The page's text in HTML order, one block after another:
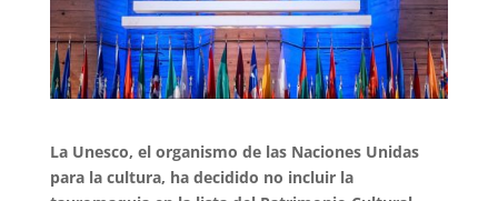
La Unesco, el organismo de las Naciones Unidas
para la cultura, ha decidido no incluir la